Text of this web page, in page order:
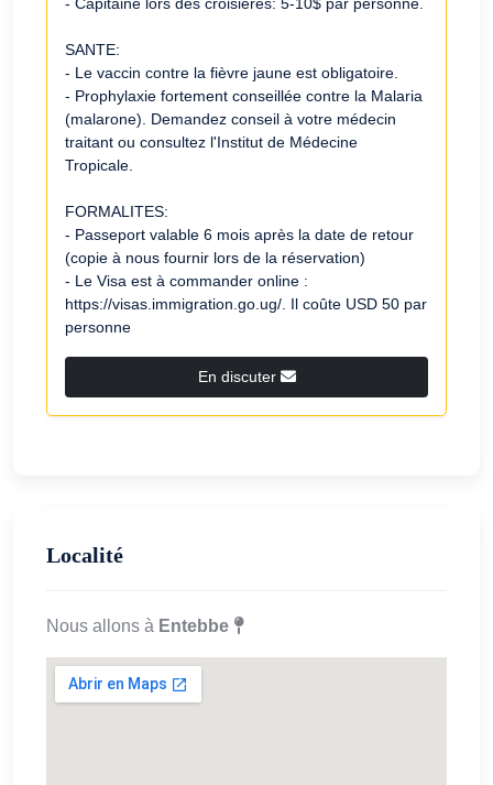
SANTE:
- Le vaccin contre la fièvre jaune est obligatoire.
- Prophylaxie fortement conseillée contre la Malaria
(malarone). Demandez conseil à votre médecin
traitant ou consultez l'Institut de Médecine
Tropicale.
FORMALITES:
- Passeport valable 6 mois après la date de retour
(copie à nous fournir lors de la réservation)
- Le Visa est à commander online :
https://visas.immigration.go.ug/. Il coûte USD 50 par
personne
En discuter
Localité
Nous allons à Entebbe